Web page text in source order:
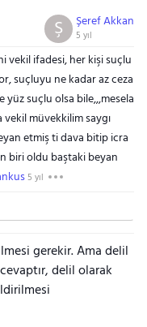
Şeref Akkan
5 yıl
Ş
vekil ifadesi, her kişi suçlu
suçluyu ne kadar az ceza
yüz suçlu olsa bile,,,mesela
müvekkilim saygı
etmiş ti dava bitip icra
biri oldu baştaki beyan
5 yıl
gerekir. Ama delil
delil olarak